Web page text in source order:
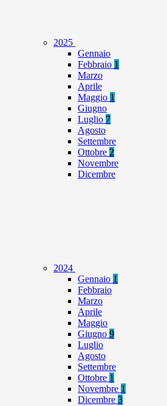
2025
Gennaio
Febbraio 1
Marzo
Aprile
Maggio 1
Giugno
Luglio 7
Agosto
Settembre
Ottobre 2
Novembre
Dicembre
2024
Gennaio 1
Febbraio
Marzo
Aprile
Maggio
Giugno 9
Luglio
Agosto
Settembre
Ottobre 1
Novembre 1
Dicembre 3